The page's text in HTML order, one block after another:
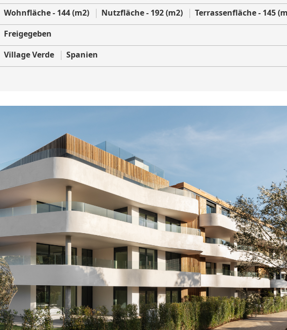
Wohnfläche - 144 (m2) Nutzfläche - 192 (m2) Terrassenfläche - 145
Freigegeben
Village Verde Spanien